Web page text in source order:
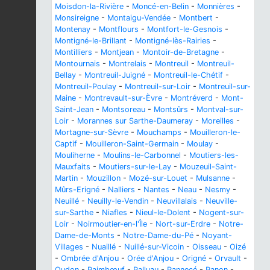
Moisdon-la-Rivière - Moncé-en-Belin - Monnières -
Monsireigne - Montaigu-Vendée - Montbert -
Montenay - Montflours - Montfort-le-Gesnois -
Montigné-le-Brillant - Montigné-lès-Rairies -
Montilliers - Montjean - Montoir-de-Bretagne -
Montournais - Montrelais - Montreuil - Montreuil-
Bellay - Montreuil-Juigné - Montreuil-le-Chétif -
Montreuil-Poulay - Montreuil-sur-Loir - Montreuil-sur-
Maine - Montrevault-sur-Èvre - Montréverd - Mont-
Saint-Jean - Montsoreau - Montsûrs - Montval-sur-
Loir - Morannes sur Sarthe-Daumeray - Moreilles -
Mortagne-sur-Sèvre - Mouchamps - Mouilleron-le-
Captif - Mouilleron-Saint-Germain - Moulay -
Mouliherne - Moulins-le-Carbonnel - Moutiers-les-
Mauxfaits - Moutiers-sur-le-Lay - Mouzeuil-Saint-
Martin - Mouzillon - Mozé-sur-Louet - Mulsanne -
Mûrs-Erigné - Nalliers - Nantes - Neau - Nesmy -
Neuillé - Neuilly-le-Vendin - Neuvillalais - Neuville-
sur-Sarthe - Niafles - Nieul-le-Dolent - Nogent-sur-
Loir - Noirmoutier-en-l'Île - Nort-sur-Erdre - Notre-
Dame-de-Monts - Notre-Dame-du-Pé - Noyant-
Villages - Nuaillé - Nuillé-sur-Vicoin - Oisseau - Oizé
- Ombrée d'Anjou - Orée d'Anjou - Origné - Orvault -